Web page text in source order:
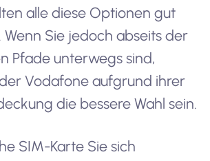
alle diese Optionen gut
Sie jedoch abseits der
Pfade unterwegs sind,
Vodafone aufgrund ihrer
die bessere Wahl sein.
SIM-Karte Sie sich